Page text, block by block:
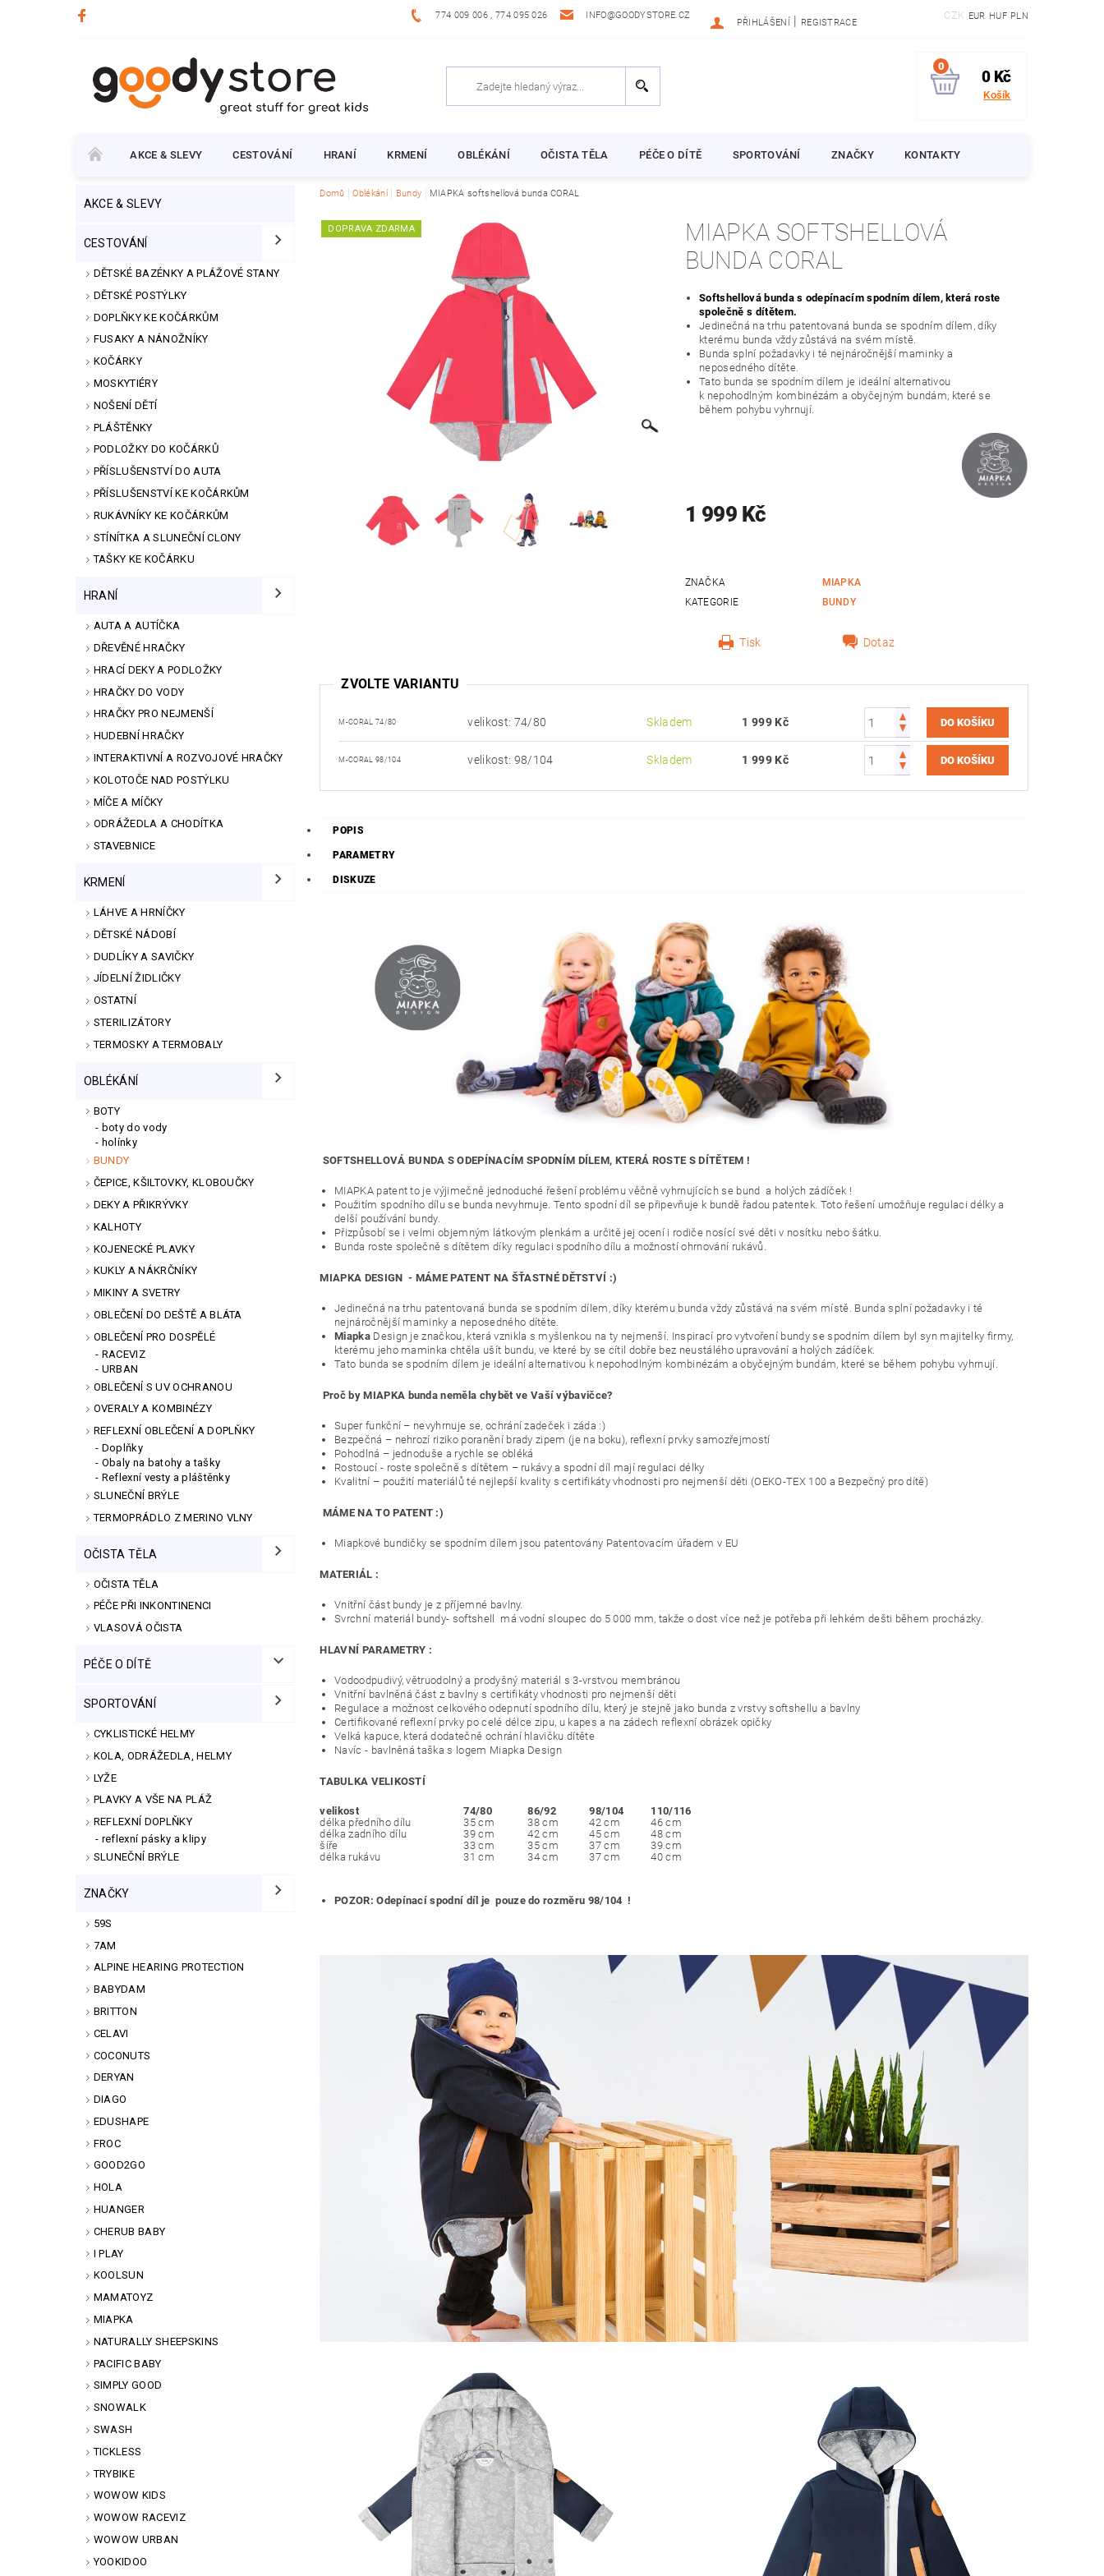
774 009 006 , 774 095 026 INFO@GOODYSTORE.CZ CZK EUR HUF PLN
PŘIHLÁŠENÍ | REGISTRACE
0
0 Kč
Košík
AKCE & SLEVY CESTOVÁNÍ HRANÍ KRMENÍ OBLÉKÁNÍ OČISTA TĚLA PÉČE O DÍTĚ SPORTOVÁNÍ ZNAČKY KONTAKTY
AKCE & SLEVY
CESTOVÁNÍ
DĚTSKÉ BAZÉNKY A PLÁŽOVÉ STANY
DĚTSKÉ POSTÝLKY
DOPLŇKY KE KOČÁRKŮM
FUSAKY A NÁNOŽNÍKY
KOČÁRKY
MOSKYTIÉRY
NOŠENÍ DĚTÍ
PLÁŠTĚNKY
PODLOŽKY DO KOČÁRKŮ
PŘÍSLUŠENSTVÍ DO AUTA
PŘÍSLUŠENSTVÍ KE KOČÁRKŮM
RUKÁVNÍKY KE KOČÁRKŮM
STÍNÍTKA A SLUNEČNÍ CLONY
TAŠKY KE KOČÁRKU
HRANÍ
AUTA A AUTÍČKA
DŘEVĚNÉ HRAČKY
HRACÍ DEKY A PODLOŽKY
HRAČKY DO VODY
HRAČKY PRO NEJMENŠÍ
HUDEBNÍ HRAČKY
INTERAKTIVNÍ A ROZVOJOVÉ HRAČKY
KOLOTOČE NAD POSTÝLKU
MÍČE A MÍČKY
ODRÁŽEDLA A CHODÍTKA
STAVEBNICE
KRMENÍ
LÁHVE A HRNÍČKY
DĚTSKÉ NÁDOBÍ
DUDLÍKY A SAVIČKY
JÍDELNÍ ŽIDLIČKY
OSTATNÍ
STERILIZÁTORY
TERMOSKY A TERMOBALY
OBLÉKÁNÍ
BOTY
boty do vody
holínky
BUNDY
ČEPICE, KŠILTOVKY, KLOBOUČKY
DEKY A PŘIKRÝVKY
KALHOTY
KOJENECKÉ PLAVKY
KUKLY A NÁKRČNÍKY
MIKINY A SVETRY
OBLEČENÍ DO DEŠTĚ A BLÁTA
OBLEČENÍ PRO DOSPĚLÉ
RACEVIZ
URBAN
OBLEČENÍ S UV OCHRANOU
OVERALY A KOMBINÉZY
REFLEXNÍ OBLEČENÍ A DOPLŇKY
Doplňky
Obaly na batohy a tašky
Reflexní vesty a pláštěnky
SLUNEČNÍ BRÝLE
TERMOPRÁDLO Z MERINO VLNY
OČISTA TĚLA
OČISTA TĚLA
PÉČE PŘI INKONTINENCI
VLASOVÁ OČISTA
PÉČE O DÍTĚ
SPORTOVÁNÍ
CYKLISTICKÉ HELMY
KOLA, ODRÁŽEDLA, HELMY
LYŽE
PLAVKY A VŠE NA PLÁŽ
REFLEXNÍ DOPLŇKY
reflexní pásky a klipy
SLUNEČNÍ BRÝLE
ZNAČKY
59S
7AM
ALPINE HEARING PROTECTION
BABYDAM
BRITTON
CELAVI
COCONUTS
DERYAN
DIAGO
EDUSHAPE
FROC
GOOD2GO
HOLA
HUANGER
CHERUB BABY
I PLAY
KOOLSUN
MAMATOYZ
MIAPKA
NATURALLY SHEEPSKINS
PACIFIC BABY
SIMPLY GOOD
SNOWALK
SWASH
TICKLESS
TRYBIKE
WOWOW KIDS
WOWOW RACEVIZ
WOWOW URBAN
YOOKIDOO
Domů Oblékání Bundy MIAPKA softshellová bunda CORAL
DOPRAVA ZDARMA
MIAPKA SOFTSHELLOVÁ
BUNDA CORAL
Softshellová bunda s odepínacím spodním dílem, která roste
společně s dítětem.
Jedinečná na trhu patentovaná bunda se spodním dílem, díky
kterému bunda vždy zůstává na svém místě.
Bunda splní požadavky i té nejnáročnější maminky a
neposedného dítěte.
Tato bunda se spodním dílem je ideální alternativou
k nepohodlným kombinézám a obyčejným bundám, které se
během pohybu vyhrnují.
1 999 Kč
ZNAČKA
MIAPKA
KATEGORIE
BUNDY
Tisk Dotaz
ZVOLTE VARIANTU
M-CORAL 74/80 velikost: 74/80 Skladem 1 999 Kč
M-CORAL 98/104 velikost: 98/104 Skladem 1 999 Kč
POPIS
PARAMETRY
DISKUZE
SOFTSHELLOVÁ BUNDA S ODEPÍNACÍM SPODNÍM DÍLEM, KTERÁ ROSTE S DÍTĚTEM !
MIAPKA patent to je výjimečně jednoduché řešení problému věčně vyhrnujících se bund a holých zádíček !
Použitím spodního dílu se bunda nevyhrnuje. Tento spodní díl se připevňuje k bundě řadou patentek. Toto řešení umožňuje regulaci délky a
delší používání bundy.
Přizpůsobí se i velmi objemným látkovým plenkám a určitě jej ocení i rodiče nosící své děti v nosítku nebo šátku.
Bunda roste společně s dítětem díky regulaci spodního dílu a možností ohrnování rukávů.
MIAPKA DESIGN - MÁME PATENT NA ŠŤASTNÉ DĚTSTVÍ :)
Jedinečná na trhu patentovaná bunda se spodním dílem, díky kterému bunda vždy zůstává na svém místě. Bunda splní požadavky i té
nejnáročnější maminky a neposedného dítěte.
MiapkaDesign je značkou, která vznikla s myšlenkou na ty nejmenší. Inspirací pro vytvoření bundy se spodním dílem byl syn majitelky firmy,
kterému jeho maminka chtěla ušít bundu, ve které by se cítil dobře bez neustálého upravování a holých zádíček.
Tato bunda se spodním dílem je ideální alternativou k nepohodlným kombinézám a obyčejným bundám, které se během pohybu vyhrnují.
Proč by MIAPKA bunda neměla chybět ve Vaší výbavičce?
Super funkční – nevyhrnuje se, ochrání zadeček i záda :)
Bezpečná – nehrozí riziko poranění brady zipem (je na boku), reflexní prvky samozřejmostí
Pohodlná – jednoduše a rychle se obléká
Rostoucí - roste společně s dítětem – rukávy a spodní díl mají regulaci délky
Kvalitní – použití materiálů té nejlepší kvality s certifikáty vhodnosti pro nejmenší děti (OEKO-TEX 100 a Bezpečný pro dítě)
MÁME NA TO PATENT :)
Miapkové bundičky se spodním dílem jsou patentovány Patentovacím úřadem v EU
MATERIÁL :
Vnitřní část bundy je z příjemné bavlny.
Svrchní materiál bundy- softshell má vodní sloupec do 5 000 mm, takže o dost více než je potřeba při lehkém dešti během procházky.
HLAVNÍ PARAMETRY :
Vodoodpudivý, větruodolný a prodyšný materiál s 3-vrstvou membránou
Vnitřní bavlněná část z bavlny s certifikáty vhodnosti pro nejmenší děti
Regulace a možnost celkového odepnutí spodního dílu, který je stejně jako bunda z vrstvy softshellu a bavlny
Certifikované reflexní prvky po celé délce zipu, u kapes a na zádech reflexní obrázek opičky
Velká kapuce, která dodatečně ochrání hlavičku dítěte
Navíc - bavlněná taška s logem Miapka Design
TABULKA VELIKOSTÍ
velikost 74/80 86/92 98/104
110/116
délka předního dílu
35 cm 38 cm 42 cm
46 cm
délka zadního dílu
39 cm 42 cm 45 cm
48 cm
šíře
33 cm 35 cm 37 cm
39 cm
délka rukávu
31 cm 34 cm 37 cm 40 cm
POZOR:Odepínací spodní díl je pouze do rozměru 98/104 !